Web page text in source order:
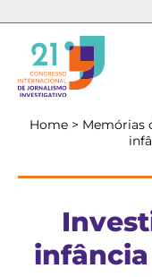
Home > Memórias